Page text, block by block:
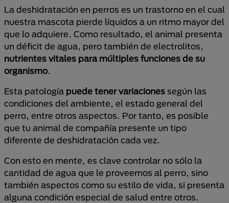
La deshidratación en perros es un trastorno en el cual
nuestra mascota pierde líquidos a un ritmo mayor del
que lo adquiere. Como resultado, el animal presenta
un déficit de agua, pero también de electrolitos,
nutrientes vitales para múltiples funciones de su
organismo.
Esta patología puede tener variaciones según las
condiciones del ambiente, el estado general del
perro, entre otros aspectos. Por tanto, es posible
que tu animal de compañía presente un tipo
diferente de deshidratación cada vez.
Con esto en mente, es clave controlar no sólo la
cantidad de agua que le proveemos al perro, sino
también aspectos como su estilo de vida, si presenta
alguna condición especial de salud entre otros.